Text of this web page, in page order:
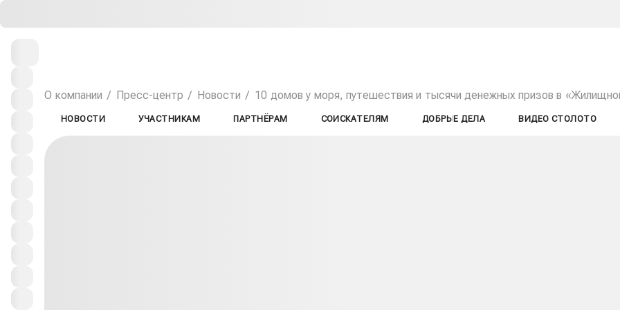
О компании Пресс-центр Новости 10 домов у моря, путешествия и тысячи денежных призов в
НОВОСТИ УЧАСТНИКАМ ПАРТНЁРАМ СОИСКАТЕЛЯМ ДОБРЫЕ ДЕЛА ВИДЕО СТОЛОТО